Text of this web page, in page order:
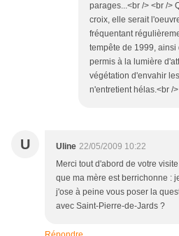
parages...<br /> <br />
croix, elle serait
fréquentant
tempête de 1999,
permis à la lumière
végétation d'envahir
n'entretient hélas.<br /
U Uline 22/05/2009 10:22
Merci tout d'abord de votre
que ma mère est berrichonne :
j'ose à peine vous poser la
avec Saint-Pierre-de-Jards ?